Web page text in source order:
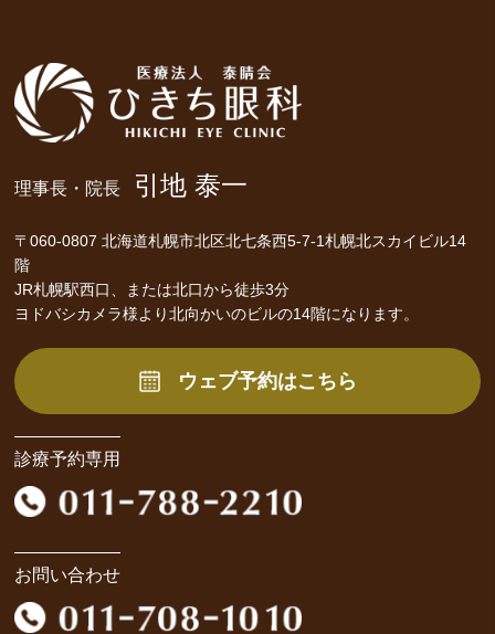
理事長・院長 引地 泰一
〒060-0807 北海道札幌市北区北七条西5-7-1札幌北スカイビル14
階
JR札幌駅西口、または北口から徒歩3分
ヨドバシカメラ様より北向かいのビルの14階になります。
ウェブ予約はこちら
診療予約専用
お問い合わせ